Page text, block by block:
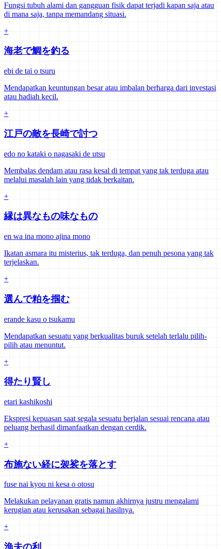
Fungsi tubuh alami dan gangguan fisik dapat terjadi kapan saja atau
di mana saja, tanpa memandang situasi.
+
海老で鯛を釣る
ebi de tai o tsuru
Mendapatkan keuntungan besar atau imbalan berharga dari investasi
atau hadiah kecil.
+
江戸の敵を長崎で討つ
edo no kataki o nagasaki de utsu
Membalas dendam atau rasa kesal di tempat yang tak terduga atau
melalui masalah lain yang tidak berkaitan.
+
縁は異なもの味なもの
en wa ina mono ajina mono
Ikatan asmara itu misterius, tak terduga, dan penuh pesona yang tak
terjelaskan.
+
選んで粕を掴む
erande kasu o tsukamu
Mendapatkan sesuatu yang berkualitas buruk setelah terlalu pilih-
pilih atau menuntut.
+
得たり賢し
etari kashikoshi
Ekspresi kepuasan saat segala sesuatu berjalan sesuai rencana atau
peluang berhasil dimanfaatkan dengan cerdik.
+
布施ない経に袈裟を落とす
fuse nai kyou ni kesa o otosu
Melakukan pelayanan gratis namun akhirnya justru mengalami
kerugian atau kerusakan sebagai hasilnya.
+
漁夫の利